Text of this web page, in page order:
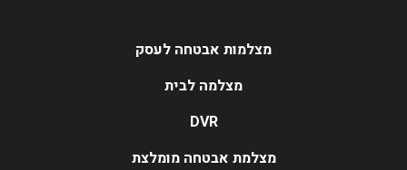
מצלמות אבטחה לעסק
מצלמה לבית
DVR
מצלמת אבטחה מומלצת